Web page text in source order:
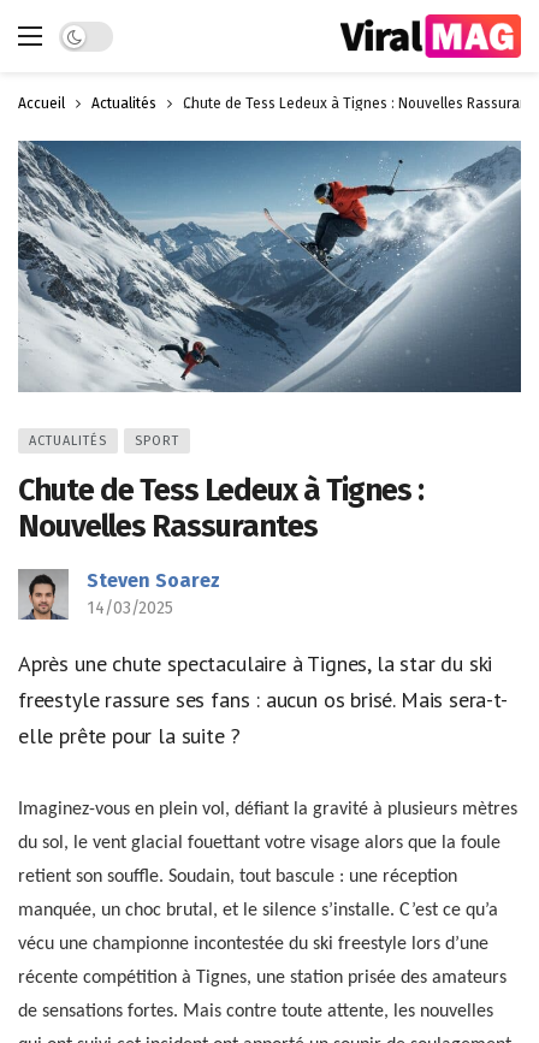
Dark mode
Accueil Actualités Chute de Tess Ledeux à Tignes : Nouvelles
ACTUALITÉS SPORT
Chute de Tess Ledeux à Tignes :
Nouvelles Rassurantes
Steven Soarez
14/03/2025
Après une chute spectaculaire à Tignes, la star du ski
freestyle rassure ses fans : aucun os brisé. Mais sera-t-
elle prête pour la suite ?
Imaginez-vous en plein vol, défiant la gravité à plusieurs mètres
du sol, le vent glacial fouettant votre visage alors que la foule
retient son souffle. Soudain, tout bascule : une réception
manquée, un choc brutal, et le silence s’installe. C’est ce qu’a
vécu une championne incontestée du ski freestyle lors d’une
récente compétition à Tignes, une station prisée des amateurs
de sensations fortes. Mais contre toute attente, les nouvelles